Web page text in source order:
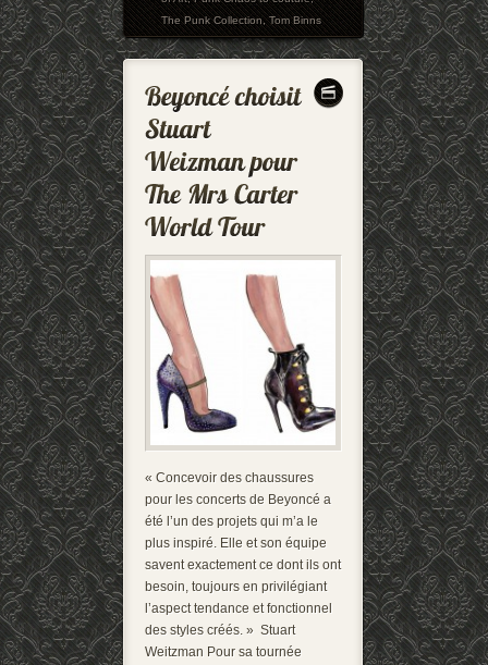
The Punk Collection,Tom Binns
« Concevoir des chaussures
pour les concerts de Beyoncé a
été l’un des projets qui m’a le
plus inspiré. Elle et son équipe
savent exactement ce dont ils ont
besoin, toujours en privilégiant
l’aspect tendance et fonctionnel
des styles créés. » Stuart
Weitzman Pour sa tournée